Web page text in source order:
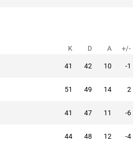
K D A +/-
41 42 10 -1
51 49 14 2
41 47 11 -6
44 48 12 -4